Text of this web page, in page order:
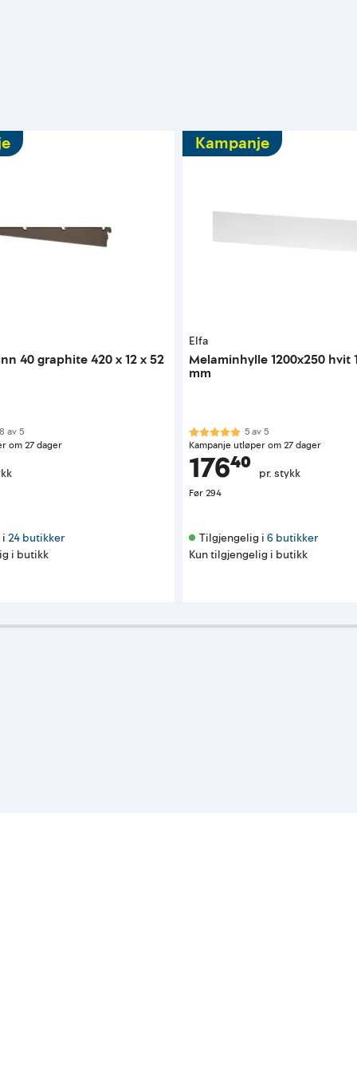
40 graphite 420 x 12 x 52
5 mulige
av5
om 27 dager
i 24 butikker
i butikk
Kampanje
Elfa
Melaminhylle 1200x250 hvit
mm
Karakter:5.0 av 5 mulige
5av5
Kampanje utløper om 27 dager
176⁴⁰ pr. stykk
Før294
Tilgjengelig i 6 butikker
Kun tilgjengelig i butikk